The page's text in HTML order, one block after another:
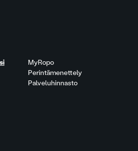
MyRopo
Perintämenettely
Palveluhinnasto